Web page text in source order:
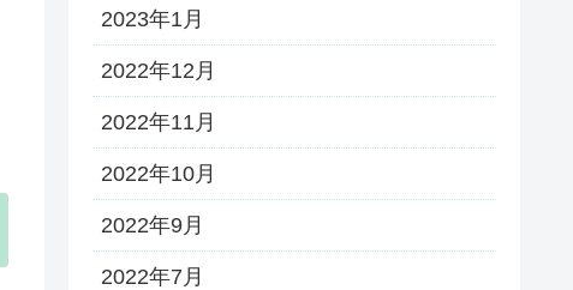
2023年1月
2022年12月
2022年11月
2022年10月
2022年9月
2022年7月